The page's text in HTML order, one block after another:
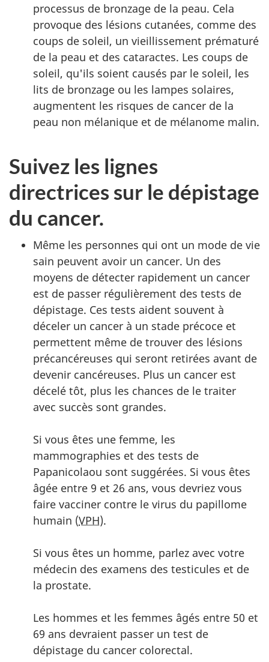
processus de bronzage de la peau. Cela
provoque des lésions cutanées, comme des
coups de soleil, un vieillissement prématuré
de la peau et des cataractes. Les coups de
soleil, qu'ils soient causés par le soleil, les
lits de bronzage ou les lampes solaires,
augmentent les risques de cancer de la
peau non mélanique et de mélanome malin.
Suivez les lignes
directrices sur le dépistage
du cancer.
Même les personnes qui ont un mode de vie
sain peuvent avoir un cancer. Un des
moyens de détecter rapidement un cancer
est de passer régulièrement des tests de
dépistage. Ces tests aident souvent à
déceler un cancer à un stade précoce et
permettent même de trouver des lésions
précancéreuses qui seront retirées avant de
devenir cancéreuses. Plus un cancer est
décelé tôt, plus les chances de le traiter
avec succès sont grandes.
Si vous êtes une femme, les
mammographies et des tests de
Papanicolaou sont suggérées. Si vous êtes
âgée entre 9 et 26 ans, vous devriez vous
faire vacciner contre le virus du papillome
humain (VPH).
Si vous êtes un homme, parlez avec votre
médecin des examens des testicules et de
la prostate.
Les hommes et les femmes âgés entre 50 et
69 ans devraient passer un test de
dépistage du cancer colorectal.